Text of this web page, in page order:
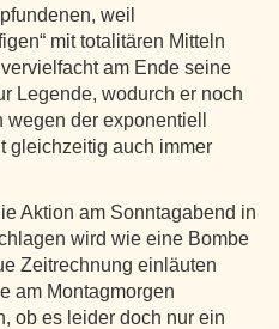
weil
mit totalitären Mitteln
am Ende seine
Legende, wodurch er noch
der exponentiell
gleichzeitig auch immer
Aktion am Sonntagabend in
wird wie eine Bombe
Zeitrechnung einläuten
am Montagmorgen
ob es leider doch nur ein